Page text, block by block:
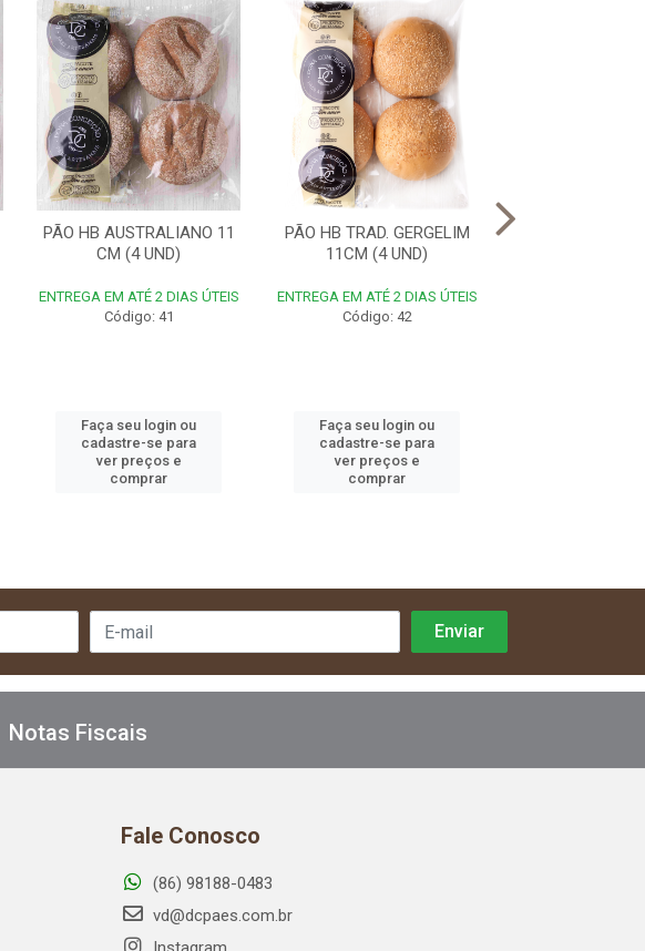
PÃO HB AUSTRALIANO 11
CM (4 UND)
ENTREGA EM ATÉ 2 DIAS ÚTEIS
Código: 41
Faça seu login ou
cadastre-se para
ver preços e
comprar
PÃO HB TRAD. GERGELIM
11CM (4 UND)
ENTREGA EM ATÉ 2 DIAS ÚTEIS
Código: 42
Faça seu login ou
cadastre-se para
ver preços e
comprar
Notas Fiscais
Fale Conosco
(86) 98188-0483
vd@dcpaes.com.br